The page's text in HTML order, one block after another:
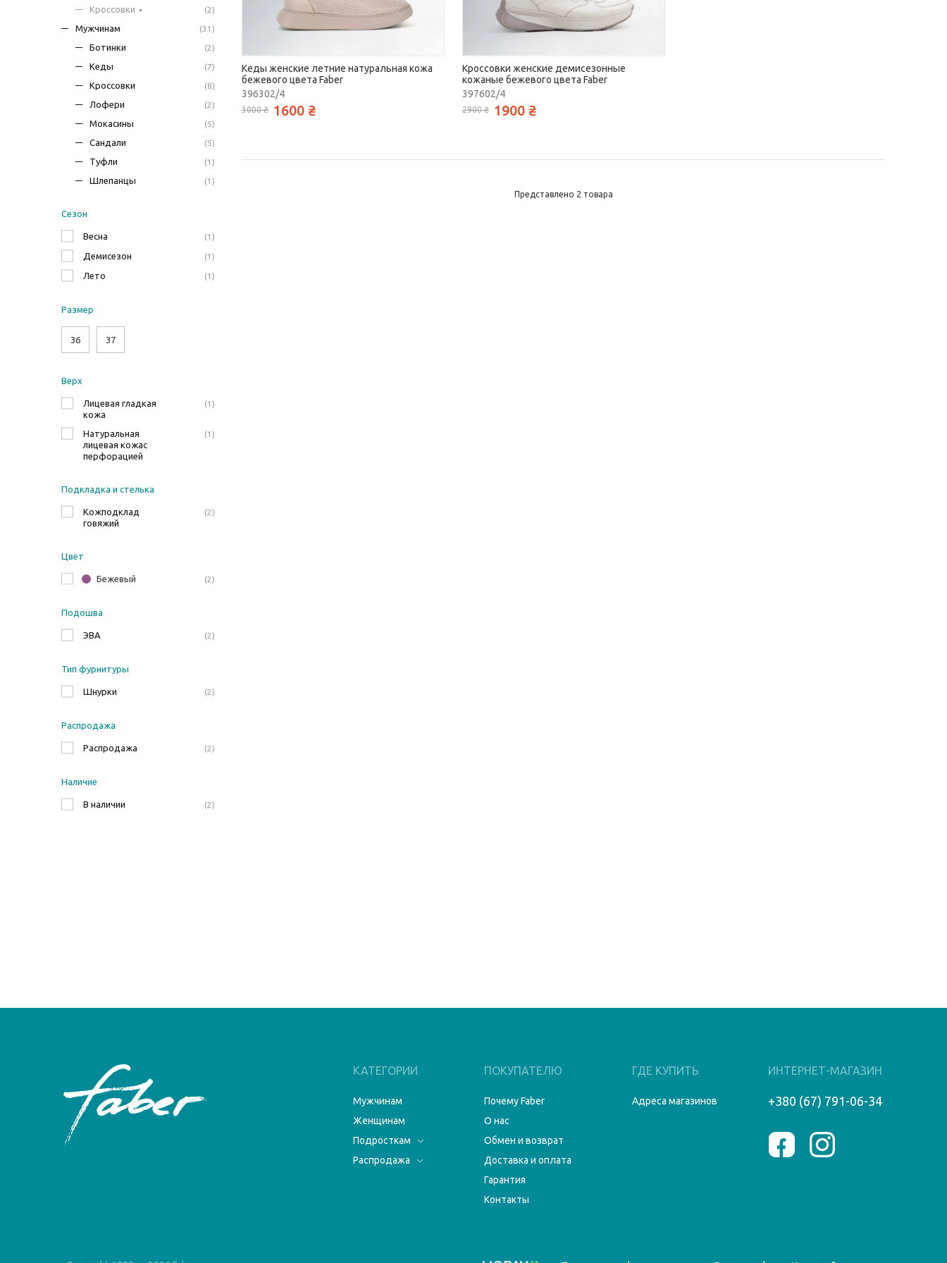
Кроссовки (2)
Мужчинам (31)
Ботинки (2)
Кеды (7)
Кроссовки (8)
Лофери (2)
Мокасины (5)
Сандали (5)
Туфли (1)
Шлепанцы (1)
Сезон
Весна 1
Демисезон 1
Лето 1
Размер
36 37
Верх
Лицевая гладкая
кожа
1
Натуральная
лицевая кожас
перфорацией
1
Подкладка и стелька
Кожподклад
говяжий
2
Цвет
Бежевый 2
Подошва
ЭВА 2
Тип фурнитуры
Шнурки 2
Распродажа
Распродажа 2
Наличие
В наличии 2
Кеды женские летние натуральная кожа
бежевого цвета Faber
396302/4
3000 ₴ 1600 ₴
Кроссовки женские демисезонные
кожаные бежевого цвета Faber
397602/4
2900 ₴ 1900 ₴
Представлено 2 товара
КАТЕГОРИИ
Мужчинам
Женщинам
Подросткам
Распродажа
ПОКУПАТЕЛЮ
Почему Faber
О нас
Обмен и возврат
Доставка и оплата
Гарантия
Контакты
ГДЕ КУПИТЬ
Адреса магазинов
ИНТЕРНЕТ-МАГАЗИН
+380 (67) 791-06-34